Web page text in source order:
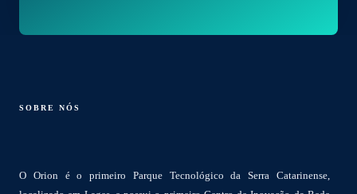
SOBRE NÓS
O Orion é o primeiro Parque Tecnológico da Serra Catarinense,